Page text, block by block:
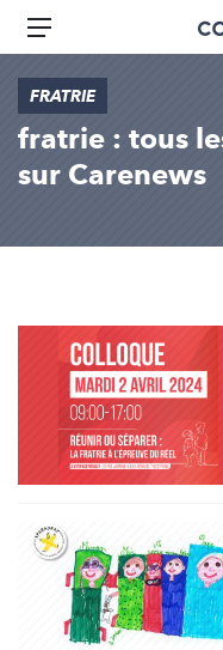
Aller
principal
Le
Menu
FRATRIE
fratrie : tous
sur Carenews